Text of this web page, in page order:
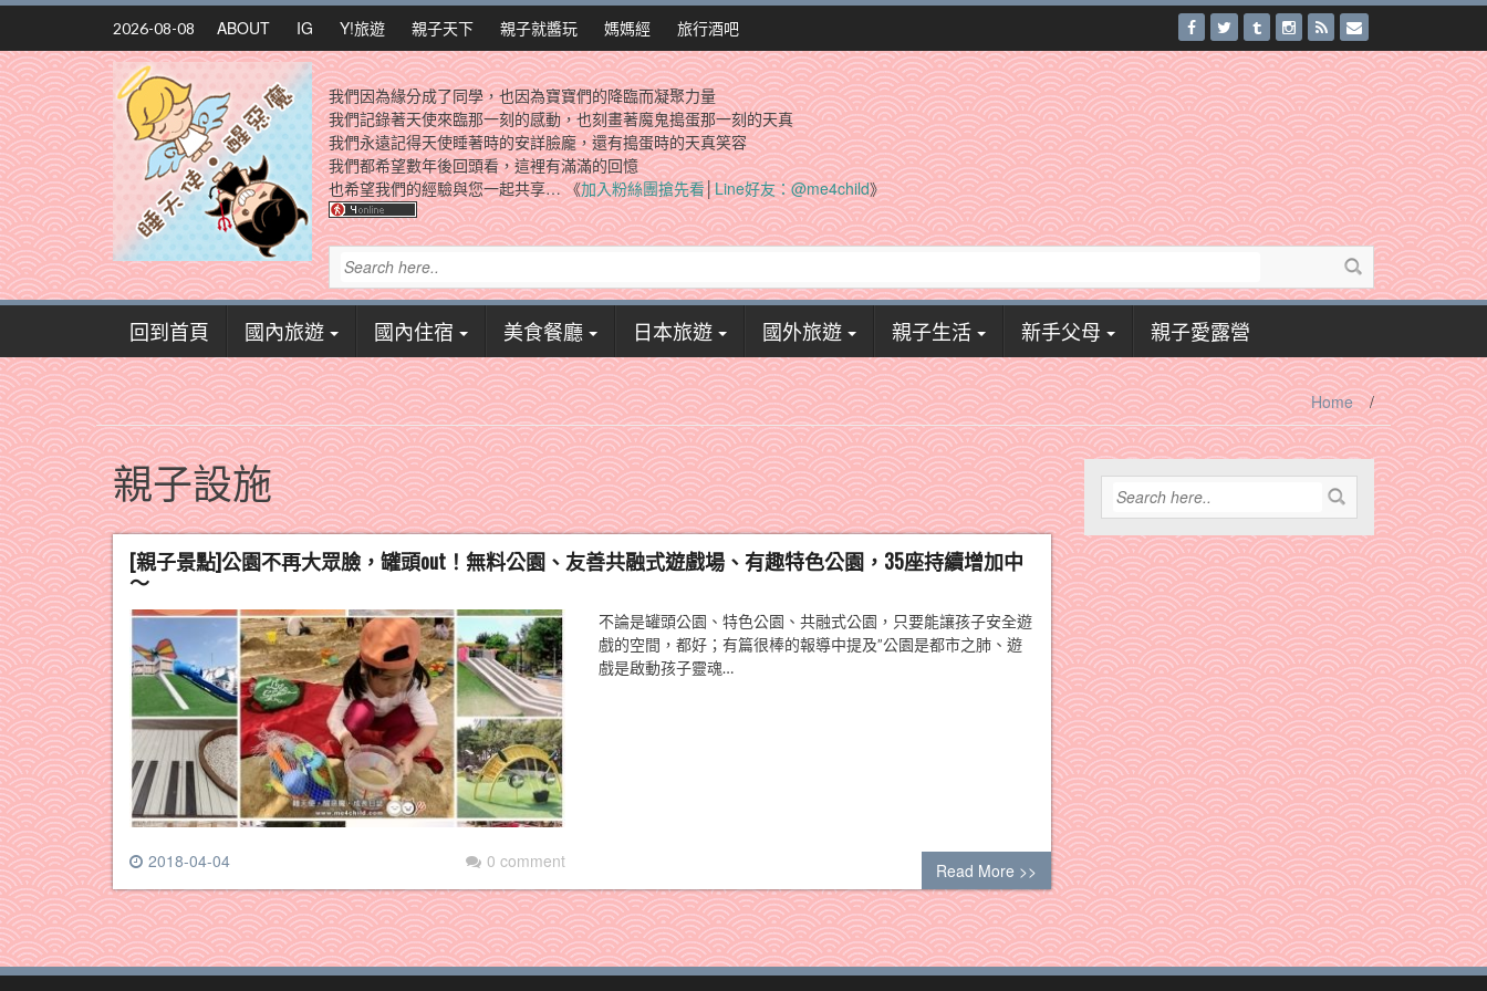
Skip
content
2026-08-08 ABOUT IG Y!旅遊 親子天下 親子就醬玩 媽媽經 旅行酒吧
我們因為緣分成了同學，也因為寶寶們的降臨而凝聚力量
我們記錄著天使來臨那一刻的感動，也刻畫著魔鬼搗蛋那一刻的天真
我們永遠記得天使睡著時的安詳臉龐，還有搗蛋時的天真笑容
我們都希望數年後回頭看，這裡有滿滿的回憶
也希望我們的經驗與您一起共享… 《加入粉絲團搶先看│Line好友：@me4child》
回到首頁 國內旅遊 國內住宿 美食餐廳 日本旅遊 國外旅遊 親子生活 新手父母 親子愛露營
Home /
親子設施
[親子景點]公園不再大眾臉，罐頭out！無料公園、友善共融式遊戲場、有趣特色公園，35座持續增加中
～
2018-04-04 0 comment
不論是罐頭公園、特色公園、共融式公園，只要能讓孩子安全遊
戲的空間，都好；有篇很棒的報導中提及”公園是都市之肺、遊
戲是啟動孩子靈魂…
Read More >>